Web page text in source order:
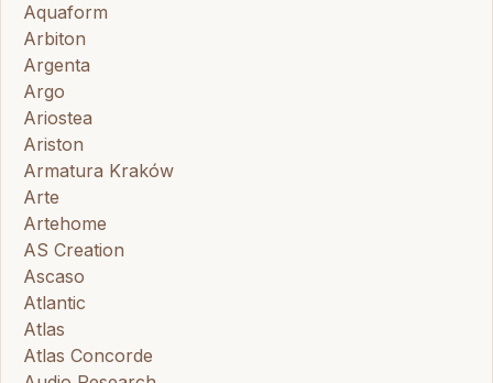
Aquaform
Arbiton
Argenta
Argo
Ariostea
Ariston
Armatura Kraków
Arte
Artehome
AS Creation
Ascaso
Atlantic
Atlas
Atlas Concorde